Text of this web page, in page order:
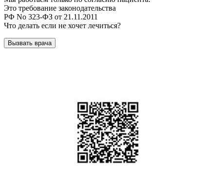
Это требование законодательства
РФ No 323-ФЗ от 21.11.2011
Что делать если не хочет лечиться?
Вызвать врача